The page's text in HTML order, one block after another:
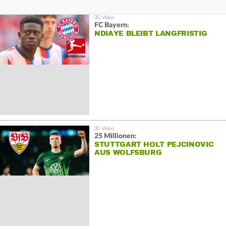
FC Bayern:
NDIAYE BLEIBT LANGFRISTIG
25 Millionen:
STUTTGART HOLT PEJCINOVIC
AUS WOLFSBURG